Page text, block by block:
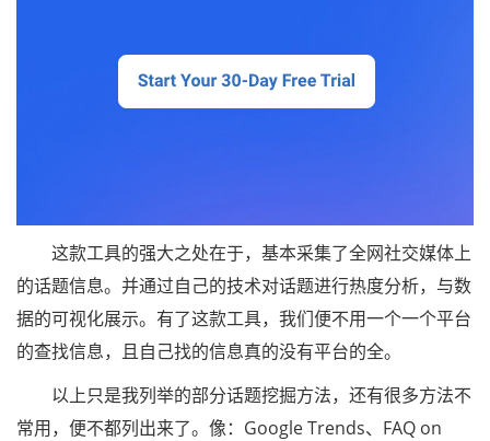
这款工具的强大之处在于，基本采集了全网社交媒体上
的话题信息。并通过自己的技术对话题进行热度分析，与数
据的可视化展示。有了这款工具，我们便不用一个一个平台
的查找信息，且自己找的信息真的没有平台的全。
以上只是我列举的部分话题挖掘方法，还有很多方法不
常用，便不都列出来了。像：Google Trends、FAQ on